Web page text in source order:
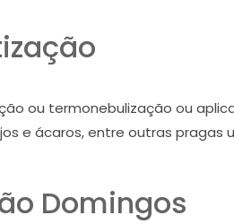
ou termonebulização ou
e ácaros, entre outras pragas
Domingos